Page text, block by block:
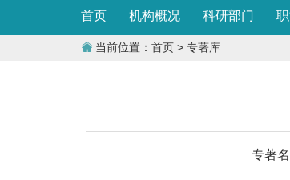
首页 机构概况 科研部门
当前位置： 首页 > 专著库
专著